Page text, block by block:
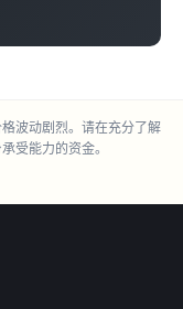
波动剧烈。请在充分了解
受能力的资金。